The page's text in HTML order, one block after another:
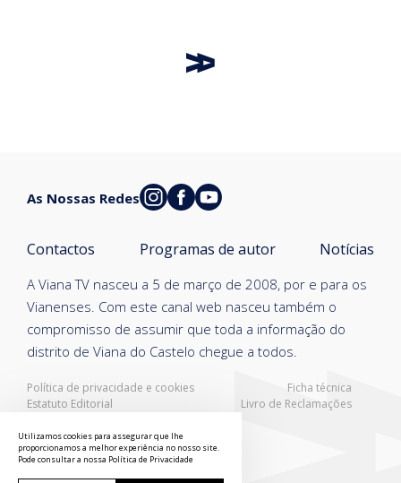
Política de privacidade e cookies
Ficha técnica
Estatuto Editorial
Livro de Reclamações
A Viana TV nasceu a 5 de março de 2008, por e para os
Vianenses. Com este canal web nasceu também o
compromisso de assumir que toda a informação do
distrito de Viana do Castelo chegue a todos.
Contactos Programas de autor Notícias
As Nossas Redes
Utilizamos cookies para assegurar que lhe
proporcionamos a melhor experiência no nosso site.
Pode consultar a nossa Política de Privacidade